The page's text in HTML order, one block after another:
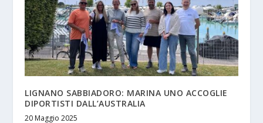
LIGNANO SABBIADORO: MARINA UNO ACCOGLIE
DIPORTISTI DALL’AUSTRALIA
20 Maggio 2025